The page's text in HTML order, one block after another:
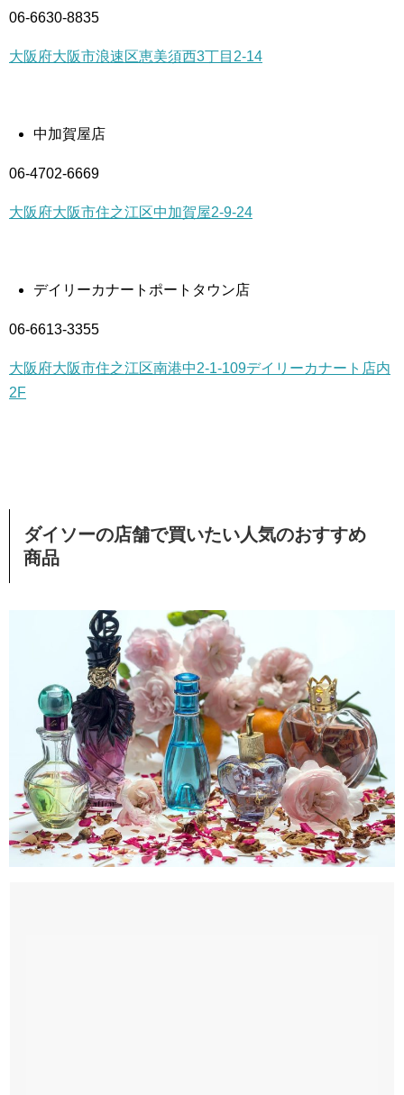
06-6630-8835
大阪府大阪市浪速区恵美須西3丁目2-14
中加賀屋店
06-4702-6669
大阪府大阪市住之江区中加賀屋2-9-24
デイリーカナートポートタウン店
06-6613-3355
大阪府大阪市住之江区南港中2-1-109デイリーカナート店内
2F
ダイソーの店舗で買いたい人気のおすすめ
商品